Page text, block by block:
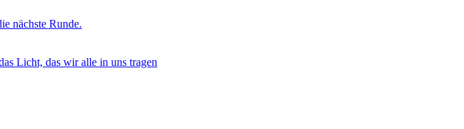
nächste Runde.
Licht, das wir alle in uns tragen